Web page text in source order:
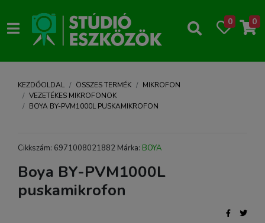
0 0
KEZDŐOLDAL ÖSSZES TERMÉK
MIKROFON
VEZETÉKES MIKROFONOK
BOYA BY-PVM1000L PUSKAMIKROFON
Cikkszám: 6971008021882 Márka: BOYA
Boya BY-PVM1000L
puskamikrofon